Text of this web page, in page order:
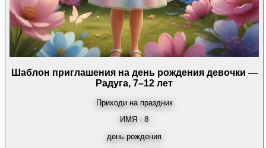
Шаблон приглашения на день рождения девочки —
Радуга, 7–12 лет
Приходи на праздник
ИМЯ · 8
день рождения